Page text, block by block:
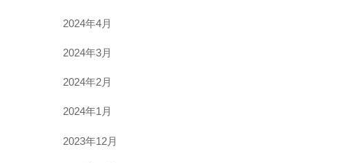
2024年4月
2024年3月
2024年2月
2024年1月
2023年12月